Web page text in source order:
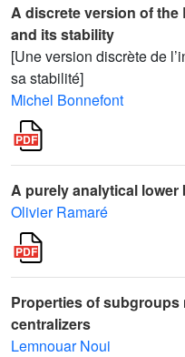
A discrete version of
and its stability
[Une version discrète de
sa stabilité]
Michel Bonnefont
A purely analytical lower
Olivier Ramaré
Properties of
centralizers
Lemnouar Noui